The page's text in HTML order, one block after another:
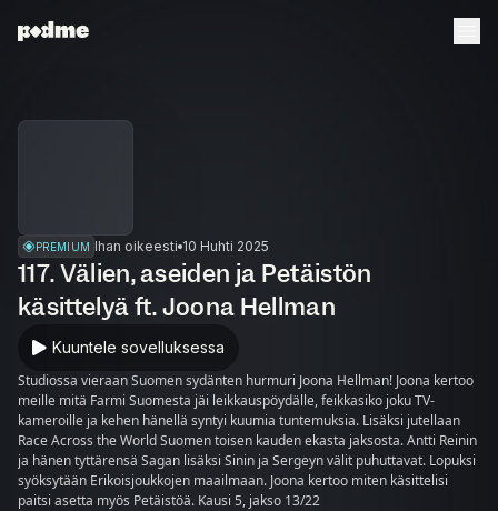
PREMIUM Ihan oikeesti 10 Huhti 2025
117. Välien, aseiden ja Petäistön
käsittelyä ft. Joona Hellman
Kuuntele sovelluksessa
Studiossa vieraan Suomen sydänten hurmuri Joona Hellman! Joona kertoo
meille mitä Farmi Suomesta jäi leikkauspöydälle, feikkasiko joku TV-
kameroille ja kehen hänellä syntyi kuumia tuntemuksia. Lisäksi jutellaan
Race Across the World Suomen toisen kauden ekasta jaksosta. Antti Reinin
ja hänen tyttärensä Sagan lisäksi Sinin ja Sergeyn välit puhuttavat. Lopuksi
syöksytään Erikoisjoukkojen maailmaan. Joona kertoo miten käsittelisi
paitsi asetta myös Petäistöä. Kausi 5, jakso 13/22